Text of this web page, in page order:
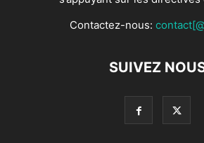
Contactez-nous:
SUIVEZ